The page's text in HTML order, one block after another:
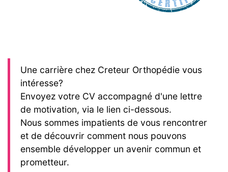
Une carrière chez Creteur Orthopédie vous
intéresse?
Envoyez votre CV accompagné d'une lettre
de motivation, via le lien ci-dessous.
Nous sommes impatients de vous rencontrer
et de découvrir comment nous pouvons
ensemble développer un avenir commun et
prometteur.